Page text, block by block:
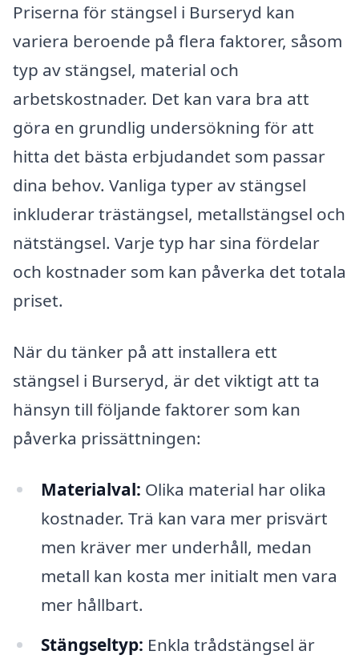
Priserna för stängsel i Burseryd kan
variera beroende på flera faktorer, såsom
typ av stängsel, material och
arbetskostnader. Det kan vara bra att
göra en grundlig undersökning för att
hitta det bästa erbjudandet som passar
dina behov. Vanliga typer av stängsel
inkluderar trästängsel, metallstängsel och
nätstängsel. Varje typ har sina fördelar
och kostnader som kan påverka det totala
priset.
När du tänker på att installera ett
stängsel i Burseryd, är det viktigt att ta
hänsyn till följande faktorer som kan
påverka prissättningen:
Materialval: Olika material har olika
kostnader. Trä kan vara mer prisvärt
men kräver mer underhåll, medan
metall kan kosta mer initialt men vara
mer hållbart.
Stängseltyp: Enkla trådstängsel är